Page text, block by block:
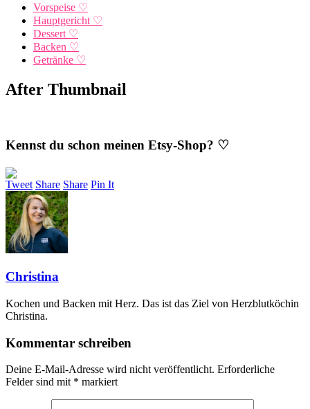
Vorspeise ♡
Hauptgericht ♡
Dessert ♡
Backen ♡
Getränke ♡
After Thumbnail
Kennst du schon meinen Etsy-Shop? ♡
Tweet Share Share Pin It
Christina
Kochen und Backen mit Herz. Das ist das Ziel von Herzblutköchin
Christina.
Kommentar schreiben
Deine E-Mail-Adresse wird nicht veröffentlicht. Erforderliche
Felder sind mit * markiert